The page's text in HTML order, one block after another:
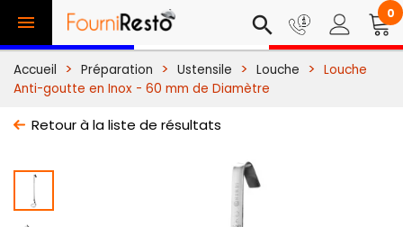
 search 0
Accueil Préparation Ustensile Louche
Louche
Anti-goutte en Inox - 60 mm de Diamètre
Retour à la liste de résultats